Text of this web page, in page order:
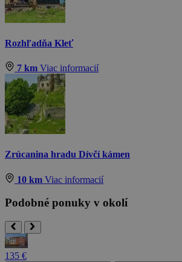
Rozhľadňa Kleť
7 km Viac informacií
Zrúcanina hradu Dívčí kámen
10 km Viac informacií
Podobné ponuky v okolí
135 €